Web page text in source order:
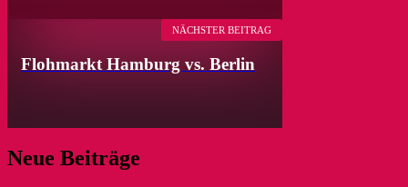
Flohmarkt Hamburg vs. Berlin
NÄCHSTER BEITRAG
Neue Beiträge